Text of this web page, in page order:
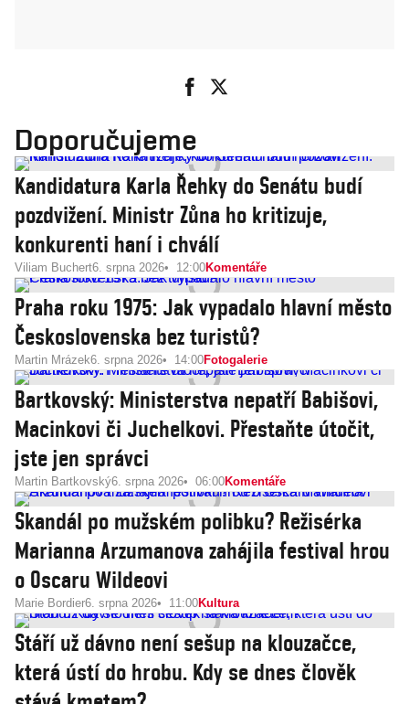
Doporučujeme
Kandidatura Karla Řehky do Senátu budí
pozdvižení. Ministr Zůna ho kritizuje,
konkurenti haní i chválí
Viliam Buchert6. srpna 2026 12:00Komentáře
Praha roku 1975: Jak vypadalo hlavní město
Československa bez turistů?
Martin Mrázek6. srpna 2026 14:00Fotogalerie
Bartkovský: Ministerstva nepatří Babišovi,
Macinkovi či Juchelkovi. Přestaňte útočit,
jste jen správci
Martin Bartkovský6. srpna 2026 06:00Komentáře
Skandál po mužském polibku? Režisérka
Marianna Arzumanova zahájila festival hrou
o Oscaru Wildeovi
Marie Bordier6. srpna 2026 11:00Kultura
Stáří už dávno není sešup na klouzačce,
která ústí do hrobu. Kdy se dnes člověk